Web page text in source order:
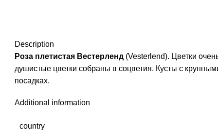
Description
Роза плетистая Вестерленд (Vesterlend). Цветки
душистые цветки собраны в соцветия. Кусты с
посадках.
Additional information
country